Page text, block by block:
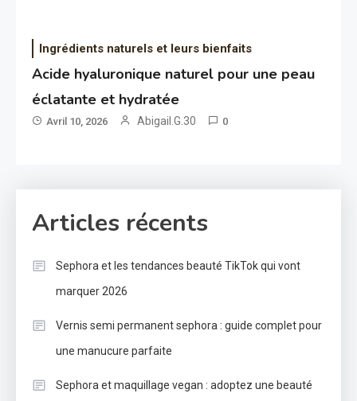
Ingrédients naturels et leurs bienfaits
Acide hyaluronique naturel pour une peau
éclatante et hydratée
Avril 10, 2026 Abigail.G.30 0
Articles récents
Sephora et les tendances beauté TikTok qui vont
marquer 2026
Vernis semi permanent sephora : guide complet pour
une manucure parfaite
Sephora et maquillage vegan : adoptez une beauté